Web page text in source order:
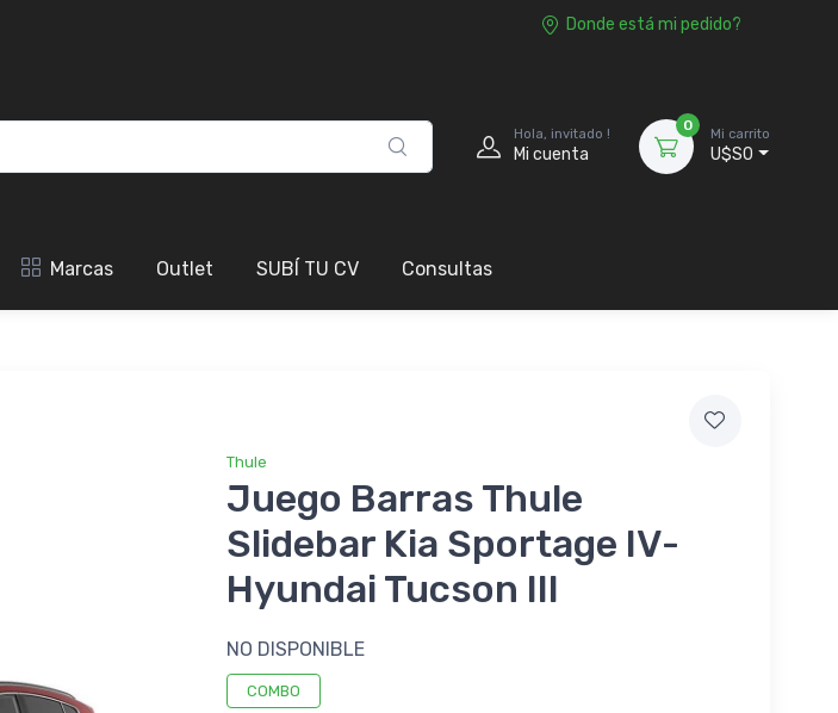
Donde está mi pedido?
Hola, invitado !
Mi cuenta
0
Mi carrito
U$S0
Marcas Outlet SUBÍ TU CV Consultas
Thule
Juego Barras Thule
Slidebar Kia Sportage IV-
Hyundai Tucson III
NO DISPONIBLE
COMBO